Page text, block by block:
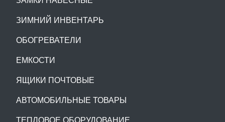
ЗИМНИЙ ИНВЕНТАРЬ
ОБОГРЕВАТЕЛИ
ЕМКОСТИ
ЯЩИКИ ПОЧТОВЫЕ
АВТОМОБИЛЬНЫЕ ТОВАРЫ